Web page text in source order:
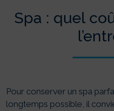
Spa : quel
Pour conserver un spa
longtemps possible, il